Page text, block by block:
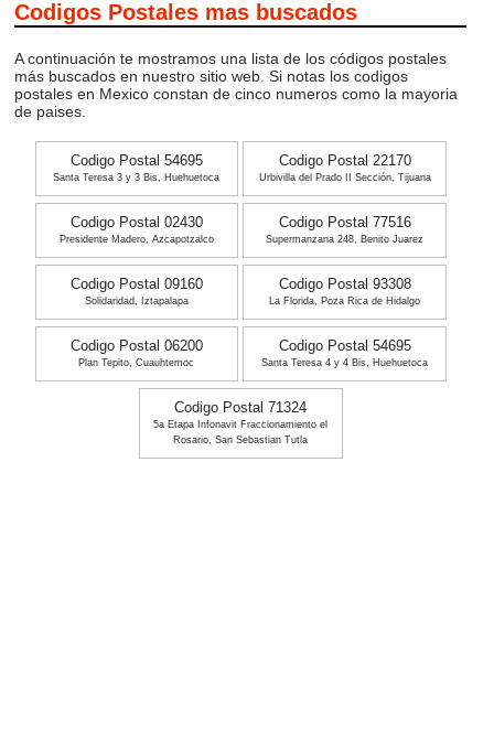
Codigos Postales mas buscados
A continuación te mostramos una lista de los códigos postales
más buscados en nuestro sitio web. Si notas los codigos
postales en Mexico constan de cinco numeros como la mayoria
de paises.
Codigo Postal 54695
Santa Teresa 3 y 3 Bis, Huehuetoca
Codigo Postal 22170
Urbivilla del Prado II Sección, Tijuana
Codigo Postal 02430
Presidente Madero, Azcapotzalco
Codigo Postal 77516
Supermanzana 248, Benito Juarez
Codigo Postal 09160
Solidaridad, Iztapalapa
Codigo Postal 93308
La Florida, Poza Rica de Hidalgo
Codigo Postal 06200
Plan Tepito, Cuauhtemoc
Codigo Postal 54695
Santa Teresa 4 y 4 Bis, Huehuetoca
Codigo Postal 71324
5a Etapa Infonavit Fraccionamiento el
Rosario, San Sebastian Tutla